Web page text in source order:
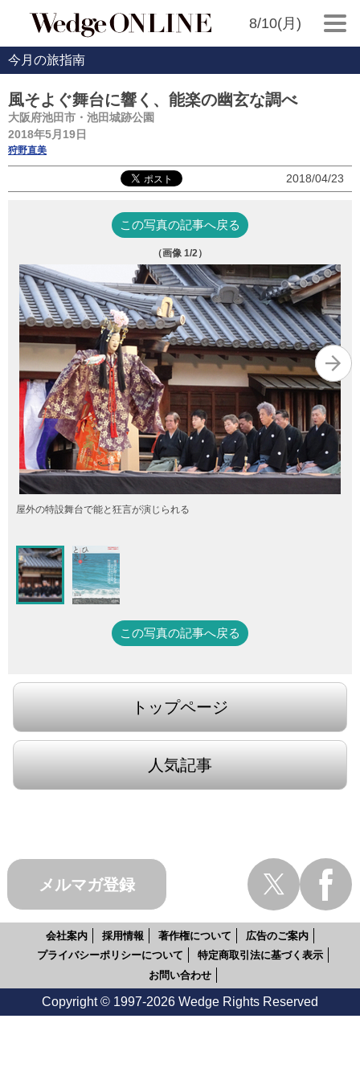
8/10(月)
今月の旅指南
風そよぐ舞台に響く、能楽の幽玄な調べ
大阪府池田市・池田城跡公園
2018年5月19日
狩野直美
2018/04/23
この写真の記事へ戻る
（画像 1/2）
屋外の特設舞台で能と狂言が演じられる
この写真の記事へ戻る
トップページ
人気記事
メルマガ登録
会社案内 採用情報 著作権について
広告のご案内
プライバシーポリシーについて
特定商取引法に基づく表示
お問い合わせ
Copyright © 1997-2026 Wedge Rights Reserved